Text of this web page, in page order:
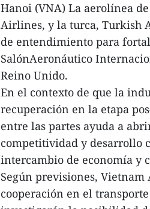
Hanoi (VNA) La aerolínea
Airlines, y la turca, Turkish
de entendimiento para
SalónAeronáutico
Reino Unido.
En el contexto de que la
recuperación en la etapa
entre las partes ayuda a
competitividad y desarrollo
intercambio de economía y
Según previsiones,
cooperación en el